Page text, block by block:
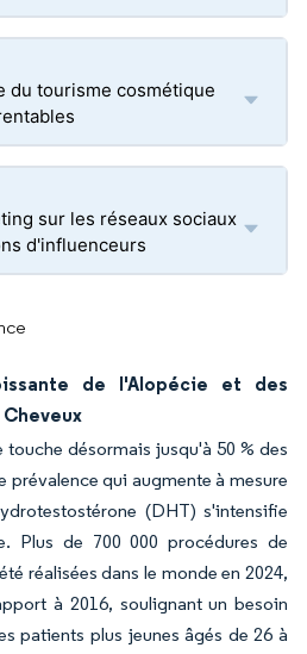
du tourisme cosmétique
sur les réseaux sociaux
d'influenceurs
de l'Alopécie et des
désormais jusqu'à 50 % des
prévalence qui augmente à mesure
(DHT) s'intensifie
Plus de 700 000 procédures de
réalisées dans le monde en 2024,
à 2016, soulignant un besoin
patients plus jeunes âgés de 26 à